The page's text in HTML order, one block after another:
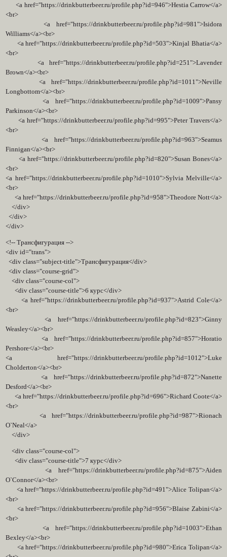
<a href="https://drinkbutterbeer.ru/profile.php?id=946">Hestia Carrow</a>
<br>
<a href="https://drinkbutterbeer.ru/profile.php?id=981">Isidora
Williams</a><br>
<a href="https://drinkbutterbeer.ru/profile.php?id=503">Kinjal Bhatia</a>
<br>
<a href="https://drinkbutterbeer.ru/profile.php?id=251">Lavender
Brown</a><br>
<a href="https://drinkbutterbeer.ru/profile.php?id=1011">Neville
Longbottom</a><br>
<a href="https://drinkbutterbeer.ru/profile.php?id=1009">Pansy
Parkinson</a><br>
<a href="https://drinkbutterbeer.ru/profile.php?id=995">Peter Travers</a>
<br>
<a href="https://drinkbutterbeer.ru/profile.php?id=963">Seamus
Finnigan</a><br>
<a href="https://drinkbutterbeer.ru/profile.php?id=820">Susan Bones</a>
<br>
<a href="https://drinkbutterbeer.ru/profile.php?id=1010">Sylvia Melville</a>
<br>
<a href="https://drinkbutterbeer.ru/profile.php?id=958">Theodore Nott</a>
</div>
</div>
</div>
<!-- Трансфигурация -->
<div id="trans">
<div class="subject-title">Трансфигурация</div>
<div class="course-grid">
<div class="course-col">
<div class="course-title">6 курс</div>
<a href="https://drinkbutterbeer.ru/profile.php?id=937">Astrid Cole</a>
<br>
<a href="https://drinkbutterbeer.ru/profile.php?id=823">Ginny
Weasley</a><br>
<a href="https://drinkbutterbeer.ru/profile.php?id=857">Horatio
Pershore</a><br>
<a href="https://drinkbutterbeer.ru/profile.php?id=1012">Luke
Cholderton</a><br>
<a href="https://drinkbutterbeer.ru/profile.php?id=872">Nanette
Desford</a><br>
<a href="https://drinkbutterbeer.ru/profile.php?id=696">Richard Coote</a>
<br>
<a href="https://drinkbutterbeer.ru/profile.php?id=987">Rionach
O`Neal</a>
</div>
<div class="course-col">
<div class="course-title">7 курс</div>
<a href="https://drinkbutterbeer.ru/profile.php?id=875">Aiden
O`Connor</a><br>
<a href="https://drinkbutterbeer.ru/profile.php?id=491">Alice Tolipan</a>
<br>
<a href="https://drinkbutterbeer.ru/profile.php?id=956">Blaise Zabini</a>
<br>
<a href="https://drinkbutterbeer.ru/profile.php?id=1003">Ethan
Bexley</a><br>
<a href="https://drinkbutterbeer.ru/profile.php?id=980">Erica Tolipan</a>